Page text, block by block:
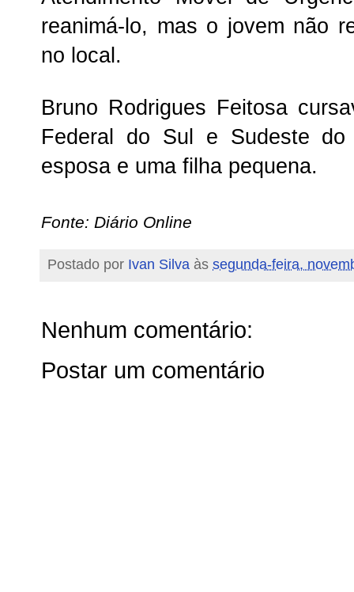
reanimá-lo, mas o jovem não
no local.
Bruno Rodrigues Feitosa
Federal do Sul e Sudeste
esposa e uma filha pequena.
Fonte: Diário Online
Postado por Ivan Silva às segunda-feira,
Nenhum comentário:
Postar um comentário